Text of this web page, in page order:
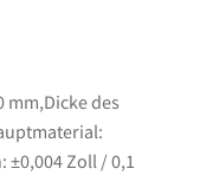
mm,Dicke des
Zoll / 0,1